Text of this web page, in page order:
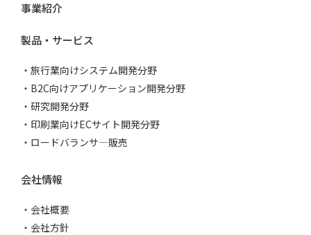
事業紹介
製品・サービス
旅行業向けシステム開発分野
B2C向けアプリケーション開発分野
研究開発分野
印刷業向けECサイト開発分野
ロードバランサ―販売
会社情報
会社概要
会社方針